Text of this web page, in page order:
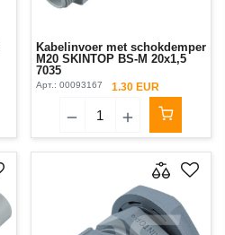
Kabelinvoer met schokdemper
M20 SKINTOP BS-M 20х1,5
7035
Арт.: 00093167 1.30 EUR